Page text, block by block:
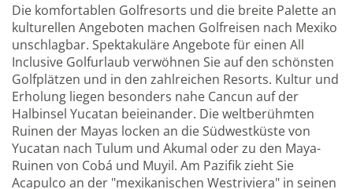
Die komfortablen Golfresorts und die breite Palette an
kulturellen Angeboten machen Golfreisen nach Mexiko
unschlagbar. Spektakuläre Angebote für einen All
Inclusive Golfurlaub verwöhnen Sie auf den schönsten
Golfplätzen und in den zahlreichen Resorts. Kultur und
Erholung liegen besonders nahe Cancun auf der
Halbinsel Yucatan beieinander. Die weltberühmten
Ruinen der Mayas locken an die Südwestküste von
Yucatan nach Tulum und Akumal oder zu den Maya-
Ruinen von Cobá und Muyil. Am Pazifik zieht Sie
Acapulco an der "mexikanischen Westriviera" in seinen